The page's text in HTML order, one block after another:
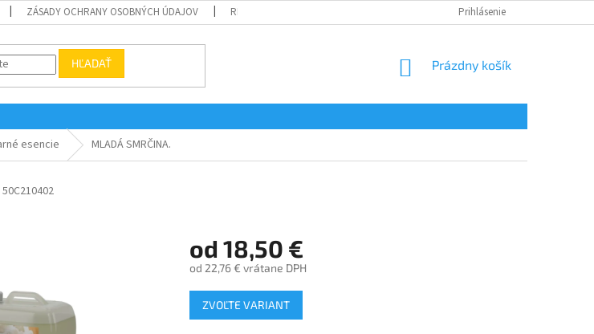
ZÁSADY OCHRANY OSOBNÝCH ÚDAJOV REKLAMÁCIA TOVARU NAPÍŠTE NÁM
Prihlásenie
HĽADAŤ
NÁKUPNÝ
Prázdny košík
esencie MLADÁ SMRČINA.
50C210402
od 18,50 €
od 22,76 € vrátane DPH
Jednotková
cena:
ZVOĽTE VARIANT